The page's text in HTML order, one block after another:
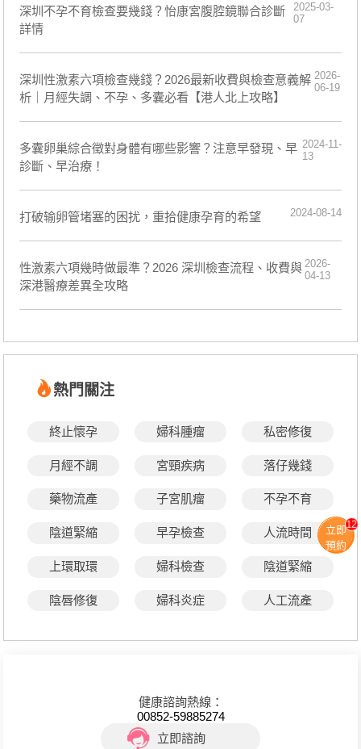
深圳不孕不育檢查要幾錢？怡康宮腹腔鏡聯合診斷
詳情
2025-03-
07
深圳性激素六項檢查幾錢？2026最新收費與檢查意義解
析｜月經失調、不孕、多囊必看【港人北上攻略】
2026-
06-19
多囊卵巢綜合徵對身體有哪些影響？注意早發現、早
診斷、早治療！
2024-11-
13
打破输卵管堵塞的困扰，重拾健康孕育的希望 2024-08-14
性激素六項幾時做最準？2026 深圳檢查流程、收費與
深港醫療差異全攻略
2026-
04-13
熱門關注
終止懷孕 婦科腫瘤 私密修復
月經不調 宮頸疾病 落仔幾錢
藥物流產 子宮肌瘤 不孕不育
陰道緊縮 早孕檢查 人流時間
上環取環 婦科檢查 陰道緊縮
陰唇修復 婦科炎症 人工流產
健康諮詢熱線：
00852-59885274
立即諮詢
立即
預約
12